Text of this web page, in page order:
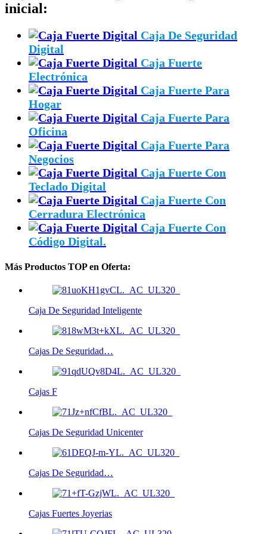
inicial:
Caja De Seguridad
Digital
Caja Fuerte
Electrónica
Caja Fuerte Para
Hogar
Caja Fuerte Para
Oficina
Caja Fuerte Para
Negocios
Caja Fuerte Con
Teclado Digital
Caja Fuerte Con
Cerradura Electrónica
Caja Fuerte Con
Código Digital.
Más Productos TOP en Oferta:
Caja De Seguridad Inteligente
Cajas De Seguridad…
Cajas F
Cajas De Seguridad Unicenter
Cajas De Seguridad…
Cajas Fuertes Joyerias